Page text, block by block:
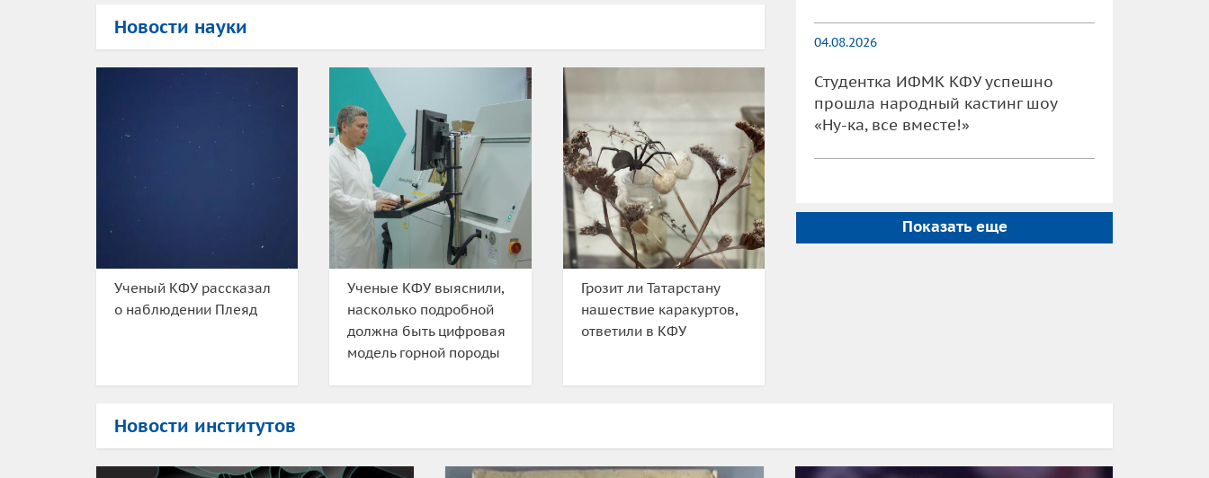
Новости науки
Ученый КФУ рассказал
о наблюдении Плеяд
Ученые КФУ выяснили,
насколько подробной
должна быть цифровая
модель горной породы
Грозит ли Татарстану
нашествие каракуртов,
ответили в КФУ
04.08.2026
Студентка ИФМК КФУ успешно
прошла народный кастинг шоу
«Ну-ка, все вместе!»
Показать еще
Новости институтов